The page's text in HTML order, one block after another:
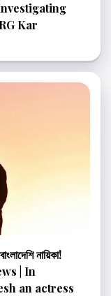
Kar
নায়িকা!
| In
an actress